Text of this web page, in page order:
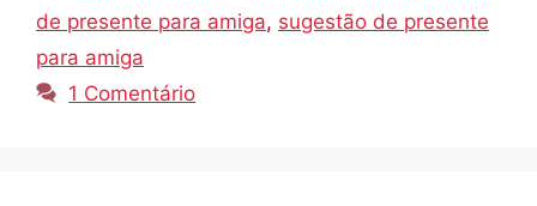
de presente para amiga, sugestão de presente
para amiga
1 Comentário